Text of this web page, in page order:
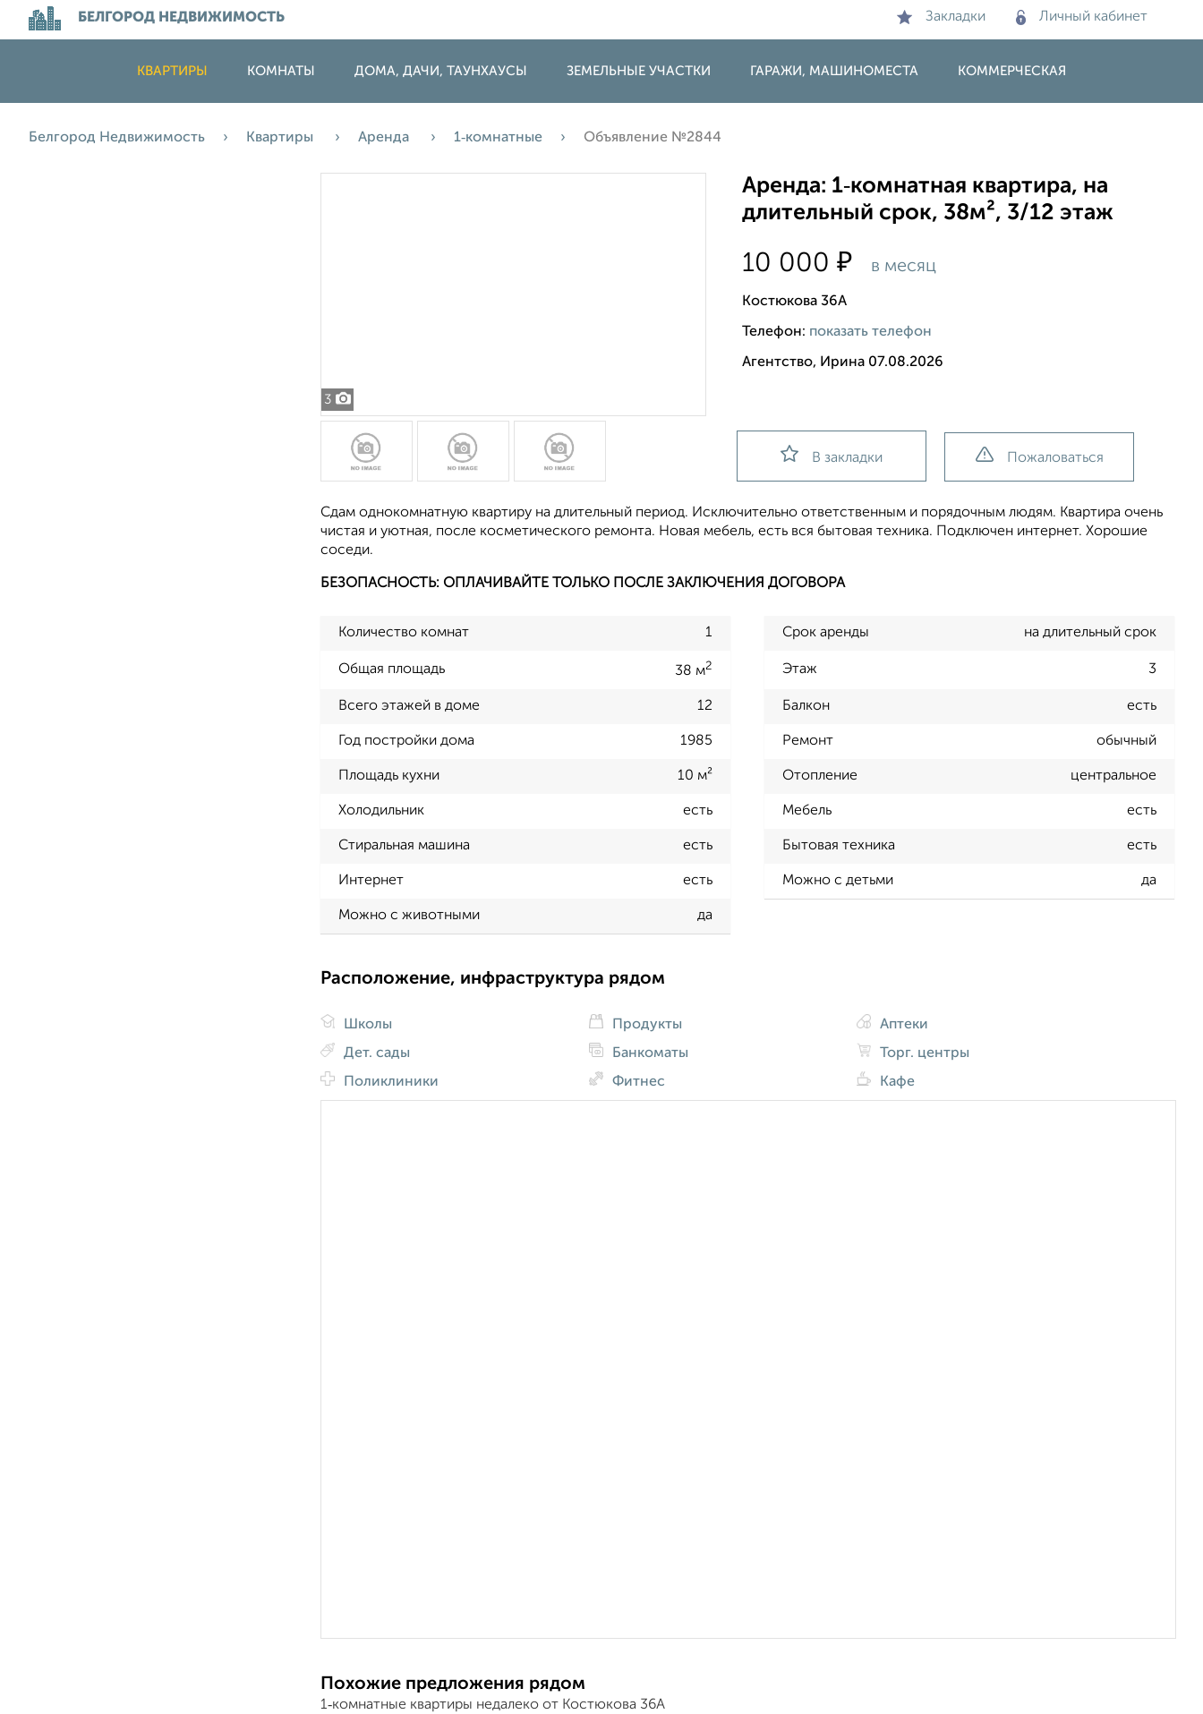
БЕЛГОРОД НЕДВИЖИМОСТЬ Закладки Личный кабинет
КВАРТИРЫ КОМНАТЫ ДОМА, ДАЧИ, ТАУНХАУСЫ ЗЕМЕЛЬНЫЕ УЧАСТКИ ГАРАЖИ, МАШИНОМЕСТА КОММЕРЧЕСКАЯ
Белгород Недвижимость Квартиры Аренда 1‑комнатные Объявление №2844
3
Аренда: 1‑комнатная квартира, на
длительный срок, 38м², 3/12 этаж
10 000₽ в месяц
Костюкова 36А
Телефон: показать телефон
Агентство, Ирина 07.08.2026
В закладки Пожаловаться
Сдам однокомнатную квартиру на длительный период. Исключительно ответственным и порядочным людям. Квартира очень
чистая и уютная, после косметического ремонта. Новая мебель, есть вся бытовая техника. Подключен интернет. Хорошие
соседи.
БЕЗОПАСНОСТЬ: ОПЛАЧИВАЙТЕ ТОЛЬКО ПОСЛЕ ЗАКЛЮЧЕНИЯ ДОГОВОРА
Количество комнат 1 Срок аренды на длительный срок
Общая площадь 38 м2 Этаж 3
Всего этажей в доме 12 Балкон есть
Год постройки дома 1985 Ремонт обычный
Площадь кухни 10 м² Отопление центральное
Холодильник есть Мебель есть
Стиральная машина есть Бытовая техника есть
Интернет есть Можно с детьми да
Можно с животными да
Расположение, инфраструктура рядом
Школы
Дет. сады
Поликлиники
Продукты
Банкоматы
Фитнес
Аптеки
Торг. центры
Кафе
Похожие предложения рядом
1‑комнатные квартиры недалеко от Костюкова 36А